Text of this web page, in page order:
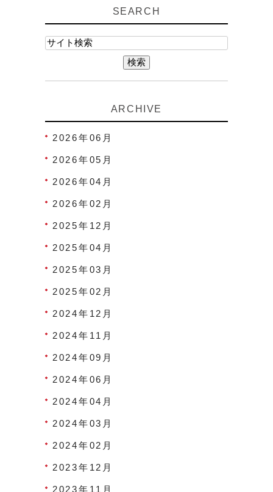
SEARCH
ARCHIVE
2026年06月
2026年05月
2026年04月
2026年02月
2025年12月
2025年04月
2025年03月
2025年02月
2024年12月
2024年11月
2024年09月
2024年06月
2024年04月
2024年03月
2024年02月
2023年12月
2023年11月